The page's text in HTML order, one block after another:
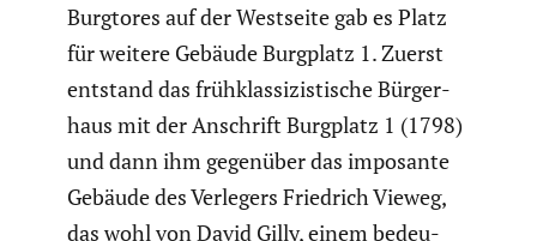
Burgtores auf der Westseite gab es Platz
für weitere Gebäude Burgplatz 1. Zuerst
entstand das frühklas­si­zis­ti­sche Bürger­
haus mit der Anschrift Burgplatz 1 (1798)
und dann ihm gegenüber das imposante
Gebäude des Verlegers Friedrich Vieweg,
das wohl von David Gilly, einem bedeu­